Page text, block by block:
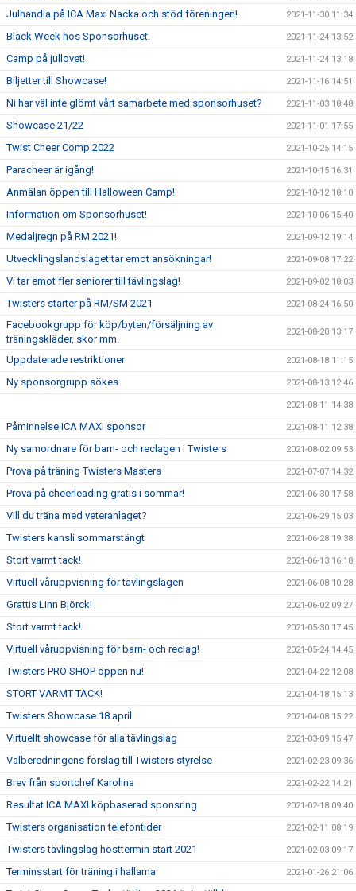
Julhandla på ICA Maxi Nacka och stöd föreningen! 2021-11-30 11:34
Black Week hos Sponsorhuset. 2021-11-24 13:52
Camp på jullovet! 2021-11-24 13:18
Biljetter till Showcase! 2021-11-16 14:51
Ni har väl inte glömt vårt samarbete med sponsorhuset? 2021-11-03 18:48
Showcase 21/22 2021-11-01 17:55
Twist Cheer Comp 2022 2021-10-25 14:15
Paracheer är igång! 2021-10-15 16:31
Anmälan öppen till Halloween Camp! 2021-10-12 18:10
Information om Sponsorhuset! 2021-10-06 15:40
Medaljregn på RM 2021! 2021-09-12 19:14
Utvecklingslandslaget tar emot ansökningar! 2021-09-08 17:22
Vi tar emot fler seniorer till tävlingslag! 2021-09-02 18:03
Twisters starter på RM/SM 2021 2021-08-24 16:50
Facebookgrupp för köp/byten/försäljning av
träningskläder, skor mm.
2021-08-20 13:17
Uppdaterade restriktioner 2021-08-18 11:15
Ny sponsorgrupp sökes 2021-08-13 12:46
2021-08-11 14:38
Påminnelse ICA MAXI sponsor 2021-08-11 12:38
Ny samordnare för barn- och reclagen i Twisters 2021-08-02 09:53
Prova på träning Twisters Masters 2021-07-07 14:32
Prova på cheerleading gratis i sommar! 2021-06-30 17:58
Vill du träna med veteranlaget? 2021-06-29 15:03
Twisters kansli sommarstängt 2021-06-28 19:38
Stort varmt tack! 2021-06-13 16:18
Virtuell våruppvisning för tävlingslagen 2021-06-08 10:28
Grattis Linn Björck! 2021-06-02 09:27
Stort varmt tack! 2021-05-30 17:45
Virtuell våruppvisning för barn- och reclag! 2021-05-24 14:45
Twisters PRO SHOP öppen nu! 2021-04-22 12:08
STORT VARMT TACK! 2021-04-18 15:13
Twisters Showcase 18 april 2021-04-08 15:22
Virtuellt showcase för alla tävlingslag 2021-03-09 15:47
Valberedningens förslag till Twisters styrelse 2021-02-23 09:36
Brev från sportchef Karolina 2021-02-22 14:21
Resultat ICA MAXI köpbaserad sponsring 2021-02-18 09:40
Twisters organisation telefontider 2021-02-11 08:19
Twisters tävlingslag hösttermin start 2021 2021-02-03 09:17
Terminsstart för träning i hallarna 2021-01-26 21:06